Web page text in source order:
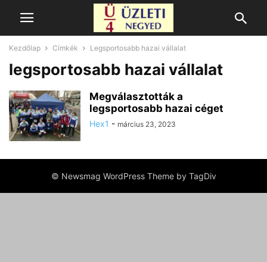
Kezdőlap Címkék Legsportosabb hazai vállalat
legsportosabb hazai vállalat
Megválasztották a
legsportosabb hazai céget
Hex1 - március 23, 2023
© Newsmag WordPress Theme by TagDiv